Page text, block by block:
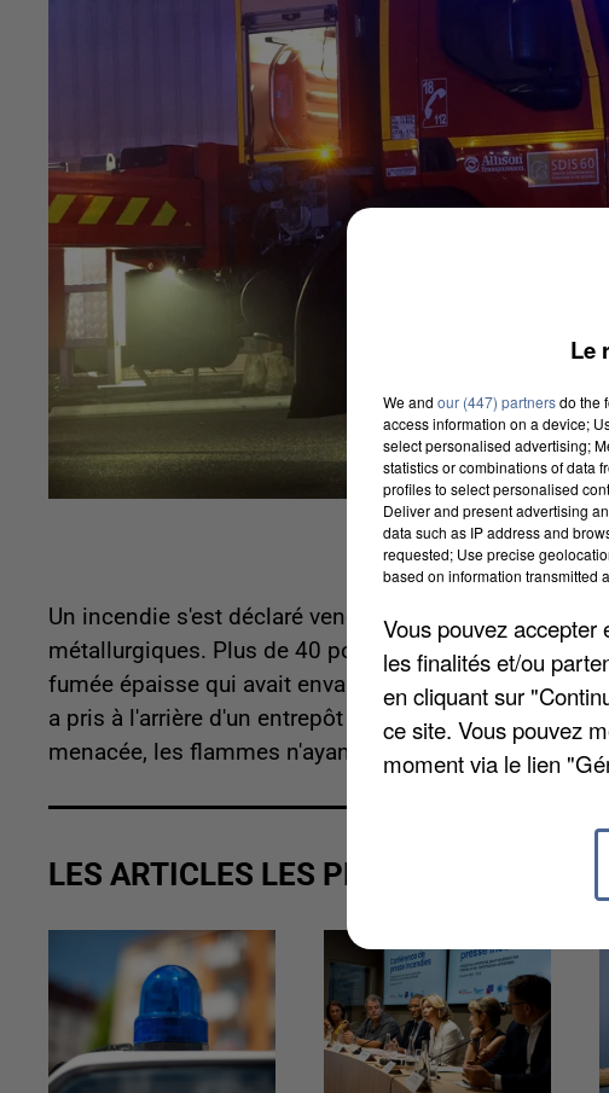
Un incendie s'est déclaré vendredi soir vers 19h30
métallurgiques. Plus de 40 pompiers ont été déployés
fumée épaisse qui avait envahi dans la zone
a pris à l'arrière d'un entrepôt pour une raison encore
menacée, les flammes n'ayant impacté ni le dépôt ni
LES ARTICLES LES PLUS VUS
Le
We and our (447) partnersdo the
access information on a device;
select personalised advertising;
statistics or combinations of data
profiles to select personalised
Deliver and present advertising
data such as IP address and
requested; Use precise
based on information transmitted
Vous pouvez accepter
les finalités et/ou
en cliquant sur
ce site. Vous pouvez
moment via le lien